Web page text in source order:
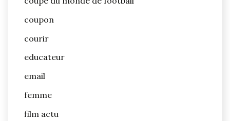
coupon
courir
educateur
email
femme
film actu